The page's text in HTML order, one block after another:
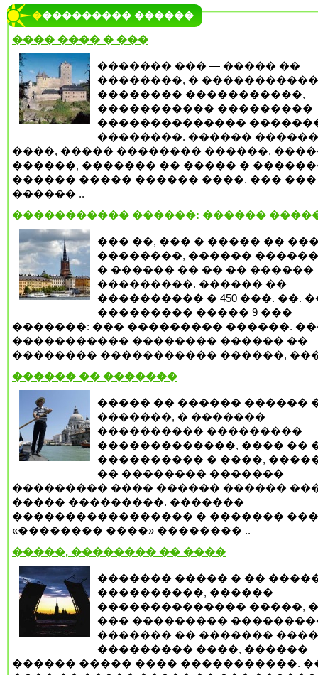
���������� ������
���� ���� � ���
������� ��� — ����� ��
��������, � �����������
�������� �����������,
����������� ���������
��������������
��������. ������
����, ����� �������� ������,
������, ������� �� ����� �
������ ����� ������ ����. ��� ���
������ ..
����������� ������: ������
��� ��, ��� � ����� ��
��������, ������
� ������ �� �� �� ������
���������. ������ ��
���������� � 450 ���. ��.
��������� ����� 9 ���
�������: ��� ��������� ������.
����������� �������� ������ ��
�������� ����������� ������,
������ �� �������
����� �� ������ ������
�������, � �������
���������� ���������
�������������, ���� ��
���������� � ����,
�� �������� �������
��������� ���� ������ ������
����� ���������. �������
����������������� � �������
«�������� ����» �������� ..
�����, �������� �� ����
������� ����� � ��
����������, ������
�������������� �����,
��� ���������
������� �� �������
��������� ����, ������
������ ����� ���� �����������.